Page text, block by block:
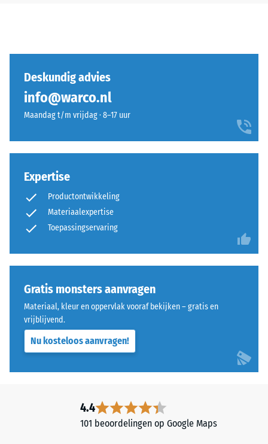
Deskundig advies
info@warco.nl
Maandag t/m vrijdag · 8–17 uur
Expertise
Productontwikkeling
Materiaalexpertise
Toepassingservaring
Gratis monsters aanvragen
Materiaal, kleur en oppervlak vooraf bekijken – gratis en
vrijblijvend.
Nu kosteloos aanvragen!
4.4
101 beoordelingen op Google Maps